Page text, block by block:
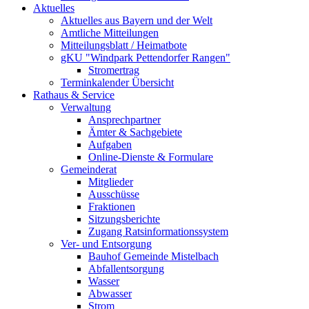
Aktuelles
Aktuelles aus Bayern und der Welt
Amtliche Mitteilungen
Mitteilungsblatt / Heimatbote
gKU "Windpark Pettendorfer Rangen"
Stromertrag
Terminkalender Übersicht
Rathaus & Service
Verwaltung
Ansprechpartner
Ämter & Sachgebiete
Aufgaben
Online-Dienste & Formulare
Gemeinderat
Mitglieder
Ausschüsse
Fraktionen
Sitzungsberichte
Zugang Ratsinformationssystem
Ver- und Entsorgung
Bauhof Gemeinde Mistelbach
Abfallentsorgung
Wasser
Abwasser
Strom